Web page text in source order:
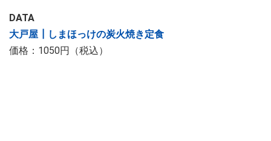
DATA
大戸屋┃しまほっけの炭火焼き定食
価格：1050円（税込）